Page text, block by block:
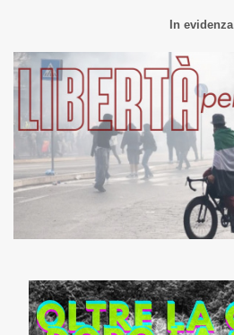
In evidenza